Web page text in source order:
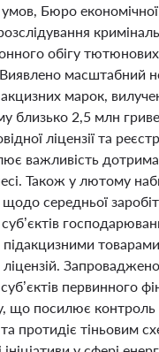
умов, Бюро
обігу тютюнових
масштабний
марок,
близько 2,5 млн
ліцензії та
важливість
Також у лютому
середньої
підакцизними
первинного
що посилює контроль
протидіє тіньовим